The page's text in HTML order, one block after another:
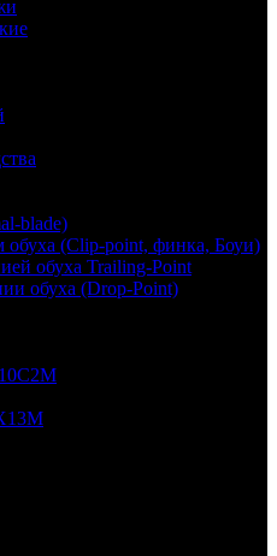
blade)
обуха (Clip-point, финка, Боуи)
обуха Trailing-Point
обуха (Drop-Point)